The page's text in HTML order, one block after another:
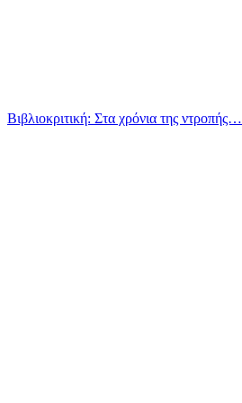
Βιβλιοκριτική: Στα χρόνια της ντροπής…